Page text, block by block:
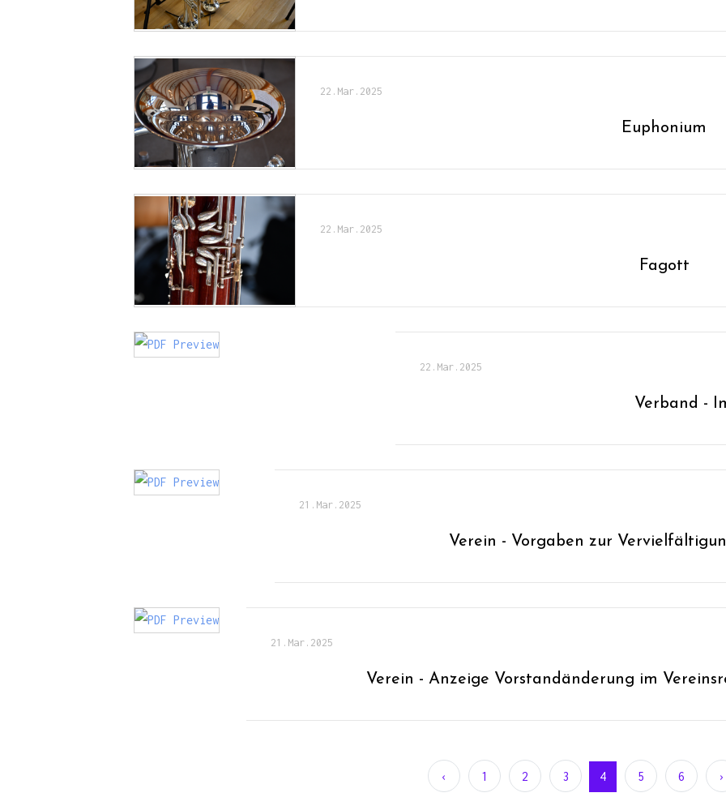
22.Mar.2025
Euphonium
22.Mar.2025
Fagott
22.Mar.2025
Verband -
21.Mar.2025
Verein - Vorgaben zur
21.Mar.2025
Verein - Anzeige Vorstandänderung im
‹ 1 2 3 4 5 6 ›